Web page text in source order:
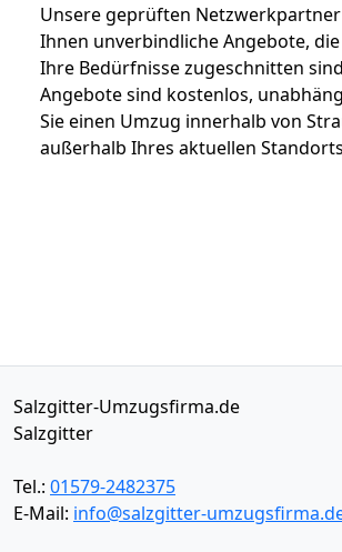
Unsere geprüften
Ihnen unverbindliche Angebote,
Ihre Bedürfnisse zugeschnitten
Angebote sind kostenlos,
Sie einen Umzug innerhalb von
außerhalb Ihres aktuellen
Salzgitter-Umzugsfirma.de
Salzgitter
Tel.: 01579-2482375
E-Mail: info@salzgitter-